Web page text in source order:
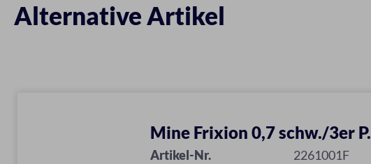
Alternative Artikel
Mine Frixion 0,7 schw./3er P.
Artikel-Nr.
2261001F